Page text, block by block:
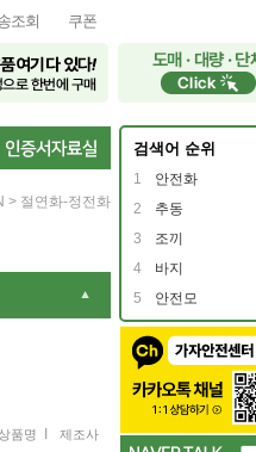
검색어 순위
1
안전화
2
추동
3
조끼
4
바지
5
안전모
조회 쿠폰
> 절연화-정전화
▼
품명 제조사